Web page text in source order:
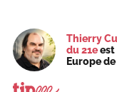
Thierry
du 21eest
Europe